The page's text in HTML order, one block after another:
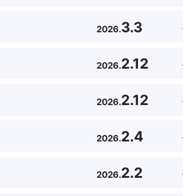
2026.3.3
2026.2.12
2026.2.12
2026.2.4
2026.2.2